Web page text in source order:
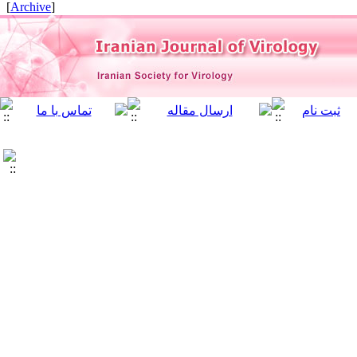
[
Archive
]